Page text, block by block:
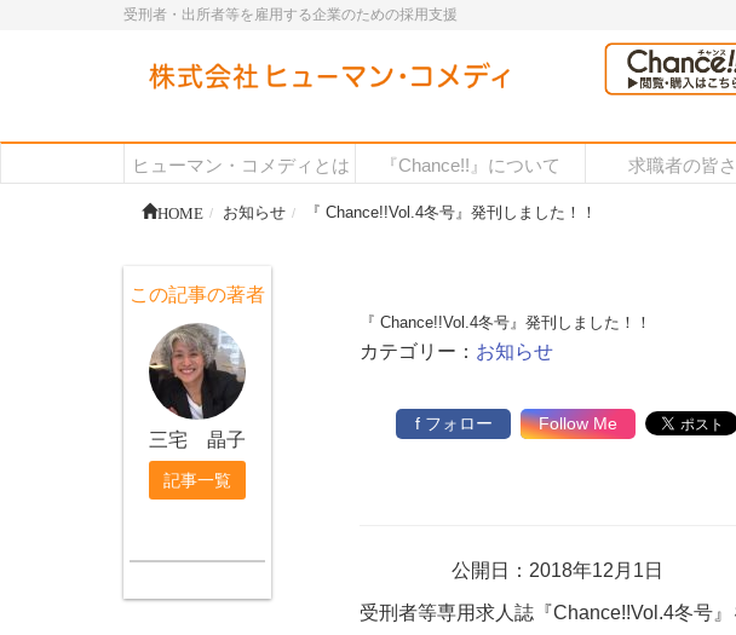
受刑者・出所者等を雇用する企業のための採用支援
ヒューマン・コメディとは 『Chance!!』について 求職者の皆
HOME お知らせ 『 Chance!!Vol.4冬号』発刊しました！！
『 Chance!!Vol.4冬号』発刊しました！！
カテゴリー： お知らせ
f フォロー Follow Me
公開日：2018年12月1日
受刑者等専用求人誌『Chance!!Vol.4冬号』
この記事の著者
三宅 晶子
記事一覧